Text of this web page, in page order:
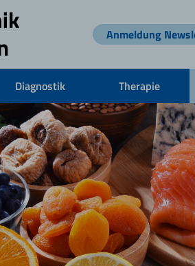
Anmeldung
Diagnostik Therapie